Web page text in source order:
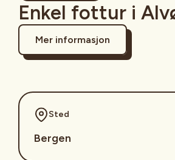
Enkel fottur i
Mer informasjon
Sted
Bergen